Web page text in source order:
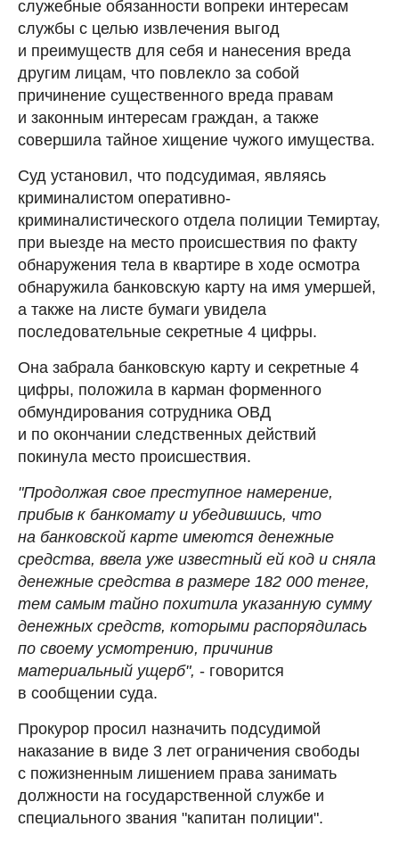
служебные обязанности вопреки интересам
службы с целью извлечения выгод
и преимуществ для себя и нанесения вреда
другим лицам, что повлекло за собой
причинение существенного вреда правам
и законным интересам граждан, а также
совершила тайное хищение чужого имущества.
Суд установил, что подсудимая, являясь
криминалистом оперативно-
криминалистического отдела полиции Темиртау,
при выезде на место происшествия по факту
обнаружения тела в квартире в ходе осмотра
обнаружила банковскую карту на имя умершей,
а также на листе бумаги увидела
последовательные секретные 4 цифры.
Она забрала банковскую карту и секретные 4
цифры, положила в карман форменного
обмундирования сотрудника ОВД
и по окончании следственных действий
покинула место происшествия.
"Продолжая свое преступное намерение,
прибыв к банкомату и убедившись, что
на банковской карте имеются денежные
средства, ввела уже известный ей код и сняла
денежные средства в размере 182 000 тенге,
тем самым тайно похитила указанную сумму
денежных средств, которыми распорядилась
по своему усмотрению, причинив
материальный ущерб", - говорится
в сообщении суда.
Прокурор просил назначить подсудимой
наказание в виде 3 лет ограничения свободы
с пожизненным лишением права занимать
должности на государственной службе и
специального звания "капитан полиции".